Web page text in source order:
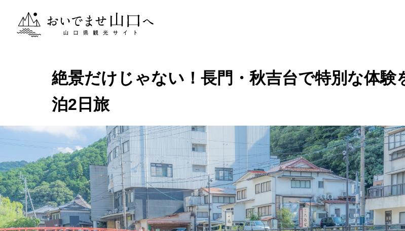
おいでませ山口へー山口県観光サイト
絶景だけじゃない！長門・秋吉台で特別な体験
泊2日旅